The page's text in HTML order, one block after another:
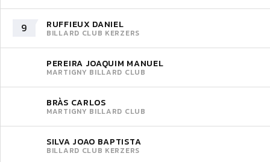
9 RUFFIEUX DANIEL
BILLARD CLUB KERZERS
PEREIRA JOAQUIM MANUEL
MARTIGNY BILLARD CLUB
BRÀS CARLOS
MARTIGNY BILLARD CLUB
SILVA JOAO BAPTISTA
BILLARD CLUB KERZERS